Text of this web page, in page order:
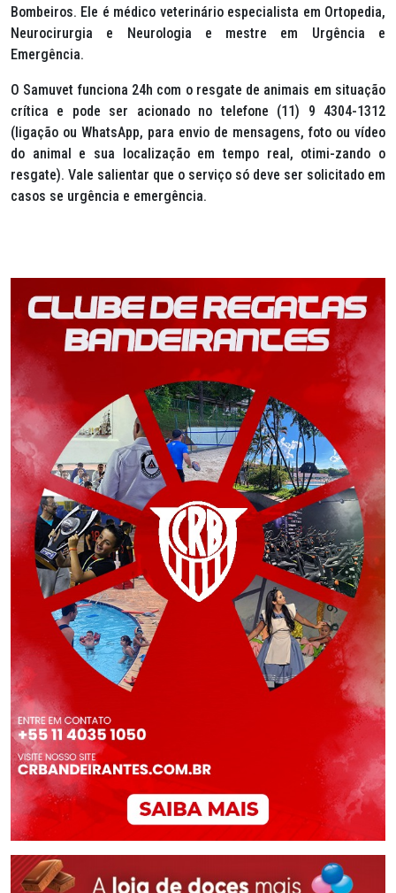
Bombeiros. Ele é médico veterinário especialista em Ortopedia,
Neurocirurgia e Neurologia e mestre em Urgência e
Emergência.
O Samuvet funciona 24h com o resgate de animais em situação
crítica e pode ser acionado no telefone (11) 9 4304-1312
(ligação ou WhatsApp, para envio de mensagens, foto ou vídeo
do animal e sua localização em tempo real, otimi-zando o
resgate). Vale salientar que o serviço só deve ser solicitado em
casos se urgência e emergência.